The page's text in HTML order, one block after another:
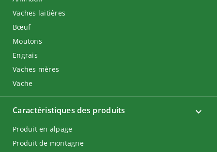
Vaches laitières
Bœuf
Moutons
Engrais
Vaches mères
Vache
Caractéristiques des produits
Produit en alpage
Produit de montagne